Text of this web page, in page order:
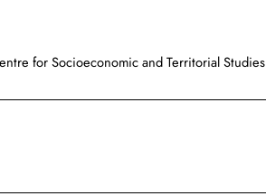
for Socioeconomic and Territorial Studies